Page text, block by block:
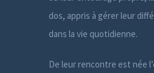
dos, appris à gérer leur
dans la vie quotidienne.
De leur rencontre est née